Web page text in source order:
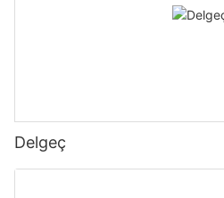
Delgeç